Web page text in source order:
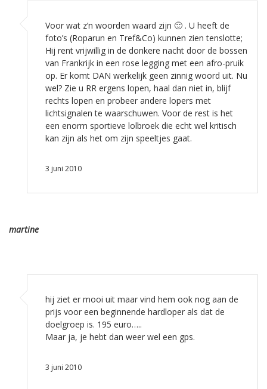
Voor wat z’n woorden waard zijn 🙂 . U heeft de
foto’s (Roparun en Tref&Co) kunnen zien tenslotte;
Hij rent vrijwillig in de donkere nacht door de bossen
van Frankrijk in een rose legging met een afro-pruik
op. Er komt DAN werkelijk geen zinnig woord uit. Nu
wel? Zie u RR ergens lopen, haal dan niet in, blijf
rechts lopen en probeer andere lopers met
lichtsignalen te waarschuwen. Voor de rest is het
een enorm sportieve lolbroek die echt wel kritisch
kan zijn als het om zijn speeltjes gaat.
3 juni 2010
martine
hij ziet er mooi uit maar vind hem ook nog aan de
prijs voor een beginnende hardloper als dat de
doelgroep is. 195 euro…..
Maar ja, je hebt dan weer wel een gps.
3 juni 2010